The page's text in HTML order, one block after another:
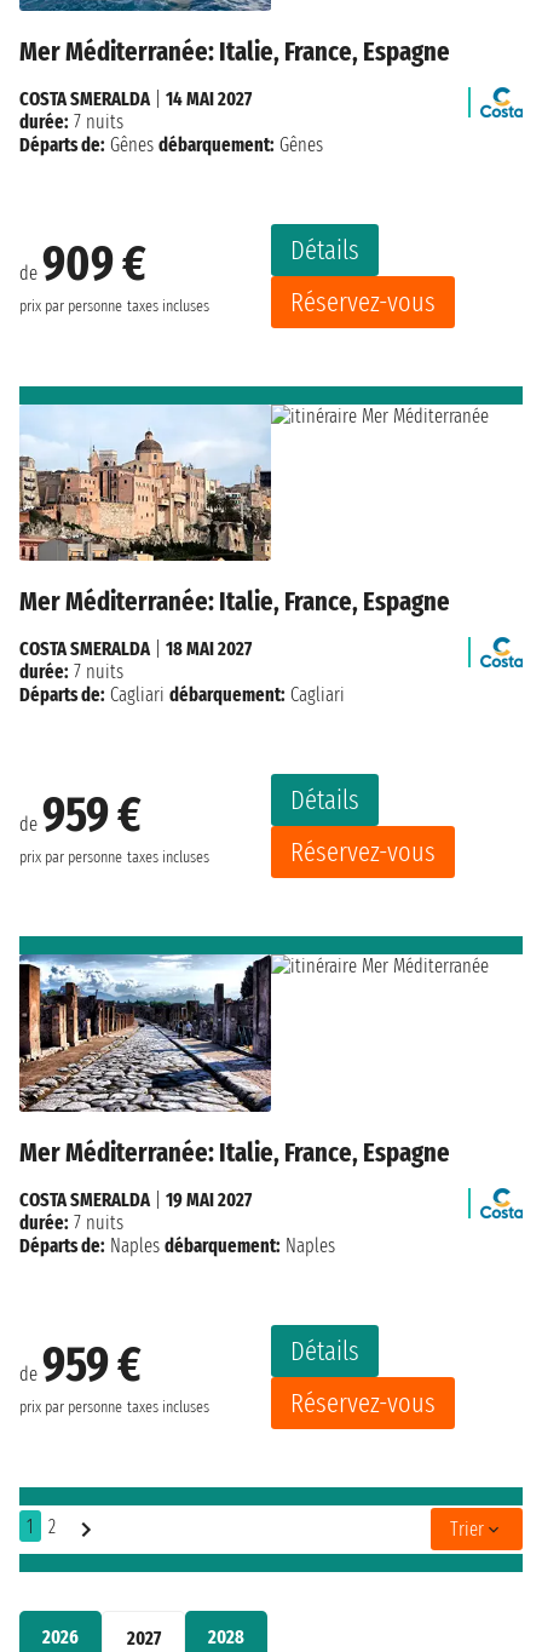
2026 2027 2028
Mer Méditerranée: Italie, France, Espagne
de 909 €
prix par personne taxes incluses
Détails
Réservez-vous
COSTA SMERALDA
14 MAI 2027
durée: 7 nuits
Départs de: Gênes débarquement: Gênes
Mer Méditerranée: Italie, France, Espagne
de 959 €
prix par personne taxes incluses
Détails
Réservez-vous
COSTA SMERALDA| 18 MAI 2027
durée: 7 nuits
Départs de: Cagliari débarquement: Cagliari
Mer Méditerranée: Italie, France, Espagne
de 959 €
prix par personne taxes incluses
Détails
Réservez-vous
COSTA SMERALDA
19 MAI 2027
durée: 7 nuits
Départs de: Naples débarquement: Naples
1 2 Trier